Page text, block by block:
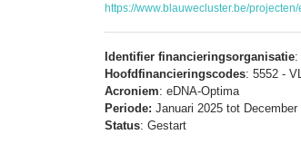
https://www.blauwecluster.be/
Identifier financieringsorganisatie:
Hoofdfinancieringscodes: 5552 -
Acroniem: eDNA-Optima
Periode: Januari 2025 tot December
Status: Gestart